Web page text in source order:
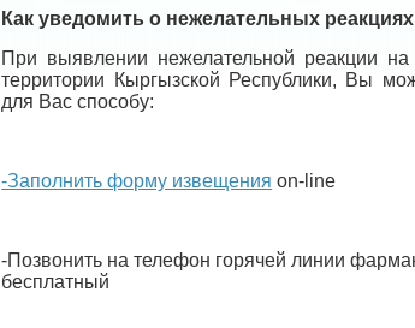
Как уведомить о нежелательных
При выявлении нежелательной реакции
территории Кыргызской Республики, Вы
для Вас способу:
-Заполнить форму извещения on-line
-Позвонить на телефон горячей линии
бесплатный